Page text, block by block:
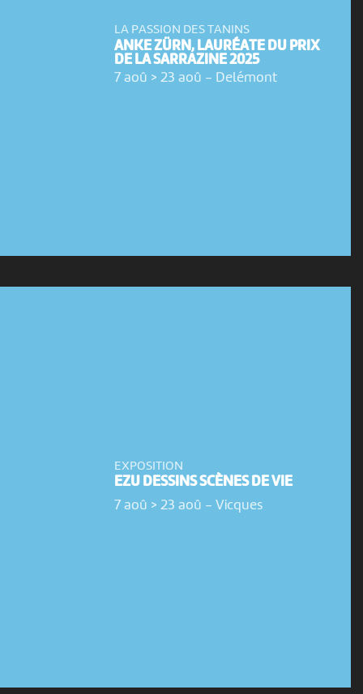
LA PASSION DES TANINS
ANKE ZÜRN, LAURÉATE DU PRIX
DE LA SARRAZINE 2025
7 aoû > 23 aoû - Delémont
EXPOSITION
EZU DESSINS SCÈNES DE VIE
7 aoû > 23 aoû - Vicques